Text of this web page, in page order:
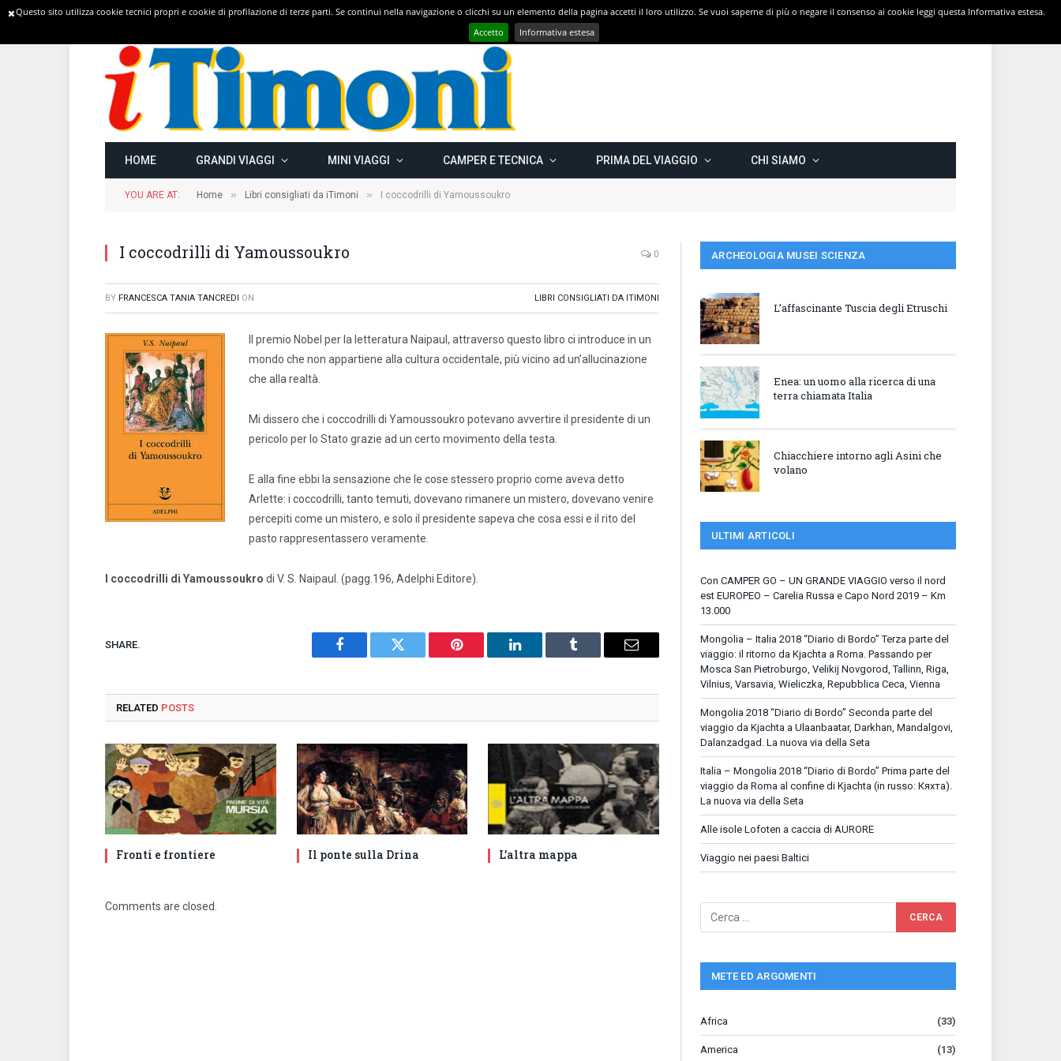
TRENDING Con CAMPER GO – UN GRANDE VIAGGIO verso il nord est EUROPEO – Carelia Russa e Capo Nord 2019 – Km 13.000
HOME GRANDI VIAGGI MINI VIAGGI CAMPER E TECNICA PRIMA DEL VIAGGIO CHI SIAMO
YOU ARE AT: Home » Libri consigliati da iTimoni » I coccodrilli di Yamoussoukro
I coccodrilli di Yamoussoukro 0
BY FRANCESCA TANIA TANCREDI ON LIBRI CONSIGLIATI DA ITIMONI
Il premio Nobel per la letteratura Naipaul, attraverso questo libro ci introduce in un
mondo che non appartiene alla cultura occidentale, più vicino ad un’allucinazione
che alla realtà.
Mi dissero che i coccodrilli di Yamoussoukro potevano avvertire il presidente di un
pericolo per lo Stato grazie ad un certo movimento della testa.
E alla fine ebbi la sensazione che le cose stessero proprio come aveva detto
Arlette: i coccodrilli, tanto temuti, dovevano rimanere un mistero, dovevano venire
percepiti come un mistero, e solo il presidente sapeva che cosa essi e il rito del
pasto rappresentassero veramente.
I coccodrilli di Yamoussoukro di V. S. Naipaul. (pagg.196, Adelphi Editore).
SHARE.
Facebook Twitter Pinterest LinkedIn Tumblr Email
RELATED POSTS
Fronti e frontiere Il ponte sulla Drina L’altra mappa
Comments are closed.
ARCHEOLOGIA MUSEI SCIENZA
L’affascinante Tuscia degli Etruschi
Enea: un uomo alla ricerca di una
terra chiamata Italia
Chiacchiere intorno agli Asini che
volano
ULTIMI ARTICOLI
Con CAMPER GO – UN GRANDE VIAGGIO verso il nord
est EUROPEO – Carelia Russa e Capo Nord 2019 – Km
13.000
Mongolia – Italia 2018 “Diario di Bordo” Terza parte del
viaggio: il ritorno da Kjachta a Roma. Passando per
Mosca San Pietroburgo, Velikij Novgorod, Tallinn, Riga,
Vilnius, Varsavia, Wieliczka, Repubblica Ceca, Vienna
Mongolia 2018 “Diario di Bordo” Seconda parte del
viaggio da Kjachta a Ulaanbaatar, Darkhan, Mandalgovi,
Dalanzadgad. La nuova via della Seta
Italia – Mongolia 2018 “Diario di Bordo” Prima parte del
viaggio da Roma al confine di Kjachta (in russo: Кяхта).
La nuova via della Seta
Alle isole Lofoten a caccia di AURORE
Viaggio nei paesi Baltici
METE ED ARGOMENTI
Africa (33)
America (13)
Questo sito utilizza cookie tecnici propri e cookie di profilazione di terze parti. Se continui nella navigazione o clicchi su un elemento della pagina accetti il loro utilizzo. Se vuoi saperne di più o negare il consenso ai cookie leggi questa Informativa estesa.
Accetto
Informativa estesa